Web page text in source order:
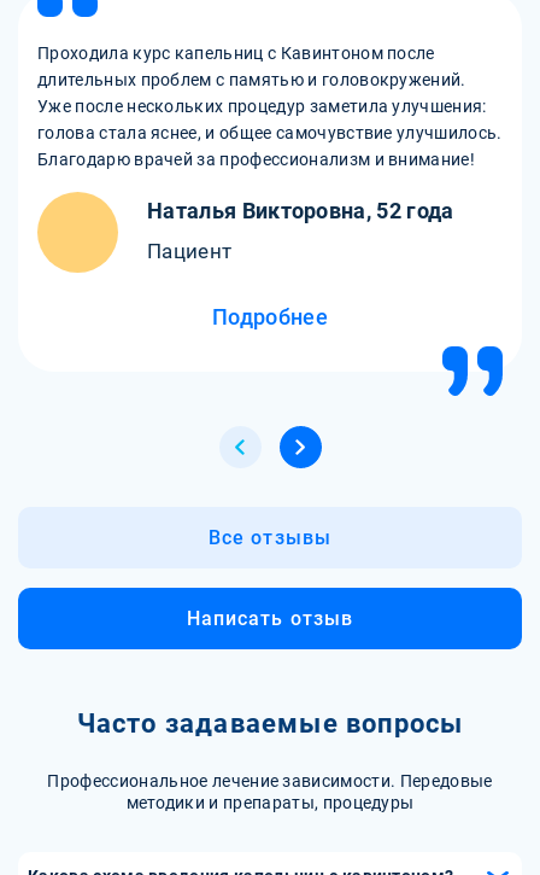
Проходила курс капельниц с Кавинтоном после
длительных проблем с памятью и головокружений.
Уже после нескольких процедур заметила улучшения:
голова стала яснее, и общее самочувствие улучшилось.
Благодарю врачей за профессионализм и внимание!
Наталья Викторовна, 52 года
Пациент
Подробнее
Все отзывы
Написать отзыв
Часто задаваемые вопросы
Профессиональное лечение зависимости. Передовые
методики и препараты, процедуры